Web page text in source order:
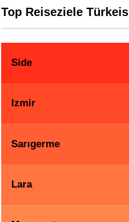
Top Reiseziele Türkeis
Side
Izmir
Sarıgerme
Lara